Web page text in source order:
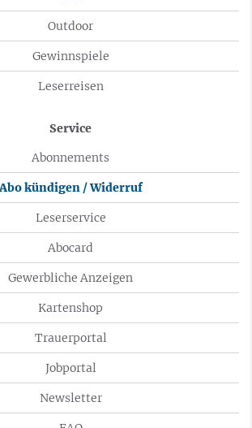
Outdoor
Gewinnspiele
Leserreisen
Service
Abonnements
Abo kündigen / Widerruf
Leserservice
Abocard
Gewerbliche Anzeigen
Kartenshop
Trauerportal
Jobportal
Newsletter